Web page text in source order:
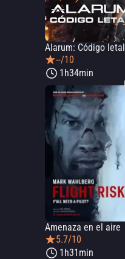
Alarum: Código letal
--/10
1h34min
Amenaza en el aire
5.7/10
1h31min